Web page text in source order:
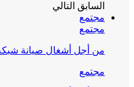
السابق التالي
مجتمع
مجتمع
من أجل أشغال صيانة شبكة
مجتمع